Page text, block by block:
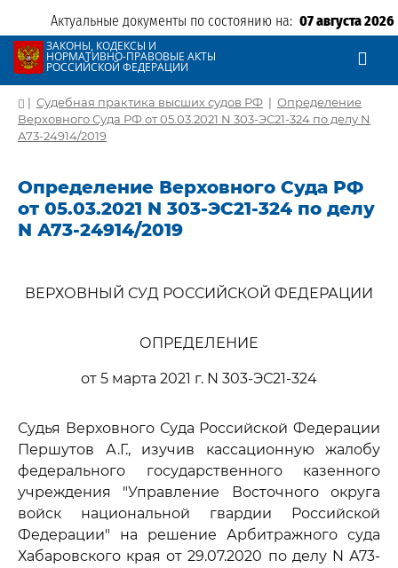
Актуальные документы по состоянию на: 07 августа 2026
ЗАКОНЫ, КОДЕКСЫ И
НОРМАТИВНО-ПРАВОВЫЕ АКТЫ
РОССИЙСКОЙ ФЕДЕРАЦИИ
| Судебная практика высших судов РФ | Определение
Верховного Суда РФ от 05.03.2021 N 303-ЭС21-324 по делу N
А73-24914/2019
Определение Верховного Суда РФ
от 05.03.2021 N 303-ЭС21-324 по делу
N А73-24914/2019
ВЕРХОВНЫЙ СУД РОССИЙСКОЙ ФЕДЕРАЦИИ
ОПРЕДЕЛЕНИЕ
от 5 марта 2021 г. N 303-ЭС21-324
Судья Верховного Суда Российской Федерации
Першутов А.Г., изучив кассационную жалобу
федерального государственного казенного
учреждения "Управление Восточного округа
войск национальной гвардии Российской
Федерации" на решение Арбитражного суда
Хабаровского края от 29.07.2020 по делу N А73-